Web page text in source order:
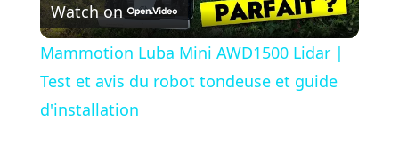
l
a
Watch on
Mammotion Luba Mini AWD1500 Lidar |
Test et avis du robot tondeuse et guide
d'installation